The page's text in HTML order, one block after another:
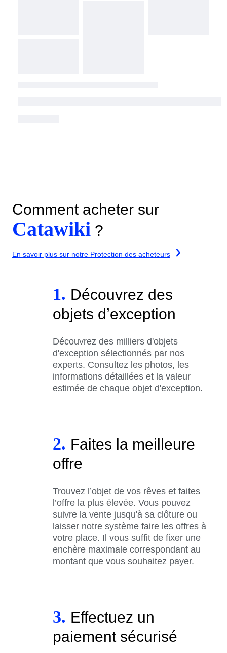
Comment acheter sur
Catawiki ?
En savoir plus sur notre Protection des acheteurs
1. Découvrez des
objets d’exception
Découvrez des milliers d'objets
d'exception sélectionnés par nos
experts. Consultez les photos, les
informations détaillées et la valeur
estimée de chaque objet d'exception.
2. Faites la meilleure
offre
Trouvez l’objet de vos rêves et faites
l’offre la plus élevée. Vous pouvez
suivre la vente jusqu'à sa clôture ou
laisser notre système faire les offres à
votre place. Il vous suffit de fixer une
enchère maximale correspondant au
montant que vous souhaitez payer.
3. Effectuez un
paiement sécurisé